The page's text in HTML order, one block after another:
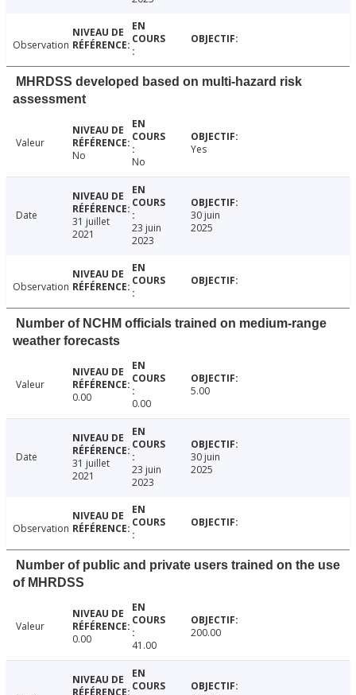
Observation
MHRDSS developed based on multi-hazard risk
assessment
Valeur
No
No
Yes
Date
31 juillet
2021
23 juin
2023
30 juin
2025
Observation
Number of NCHM officials trained on medium-range
weather forecasts
Valeur
0.00
0.00
5.00
Date
31 juillet
2021
23 juin
2023
30 juin
2025
Observation
Number of public and private users trained on the use
of MHRDSS
Valeur
0.00
41.00
200.00